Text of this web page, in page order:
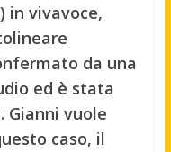
in vivavoce,
da una
ed è stata
Gianni vuole
caso, il